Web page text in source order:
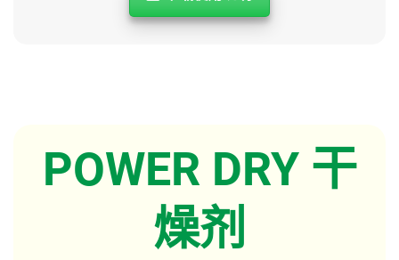
POWER DRY 干
燥剂